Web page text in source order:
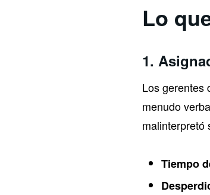
Lo
1.
Los gerentes
menudo
malinterpretó
Tiempo